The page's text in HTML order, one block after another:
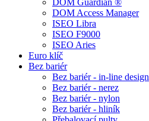
DOM Guardian ®
DOM Access Manager
ISEO Libra
ISEO F9000
ISEO Aries
Euro klíč
Bez bariér
Bez bariér - in-line design
Bez bariér - nerez
Bez bariér - nylon
Bez bariér - hliník